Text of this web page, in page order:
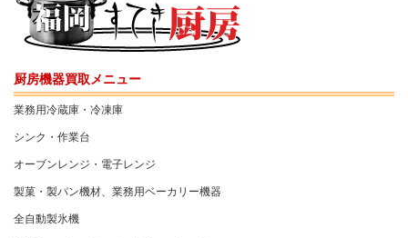
厨房機器買取メニュー
業務用冷蔵庫・冷凍庫
シンク・作業台
オーブンレンジ・電子レンジ
製菓・製パン機材、業務用ベーカリー機器
全自動製氷機